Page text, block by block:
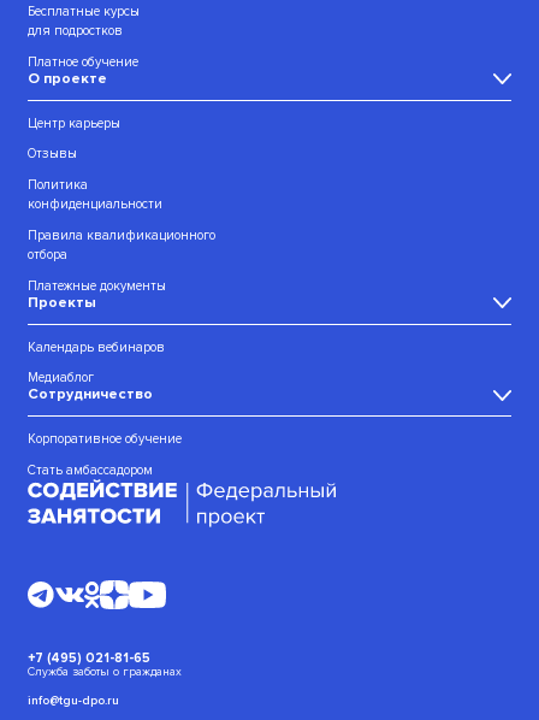
+7 (495) 021-81-65
Служба заботы о гражданах
info@tgu-dpo.ru
Бесплатные курсы
для подростков
Платное обучение
О проекте
Центр карьеры
Отзывы
Политика
конфиденциальности
Правила квалификационного
отбора
Платежные документы
Проекты
Календарь вебинаров
Медиаблог
Сотрудничество
Корпоративное обучение
Стать амбассадором